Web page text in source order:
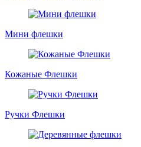
Мини флешки
Кожаные Флешки
Ручки Флешки